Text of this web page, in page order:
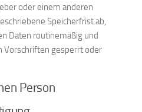
oder einem anderen
Speicherfrist ab,
Daten routinemäßig und
Vorschriften gesperrt oder
Person